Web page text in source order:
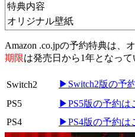
特典内容
オリジナル壁紙
Amazon .co.jpの予約特典は、
期限は発売日から1年となって
Switch2
▶Switch2版の予
PS5
▶PS5版の予約は
PS4
▶PS4版の予約は